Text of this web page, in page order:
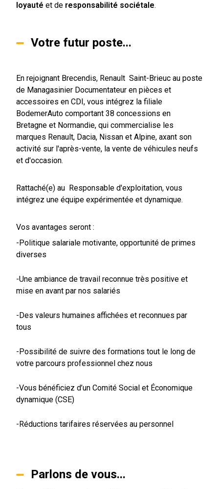
loyauté et de responsabilité sociétale.
Votre futur poste...
En rejoignant Brecendis, Renault Saint-Brieuc au poste
de Managasinier Documentateur en pièces et
accessoires en CDI, vous intégrez la filiale
BodemerAuto comportant 38 concessions en
Bretagne et Normandie, qui commercialise les
marques Renault, Dacia, Nissan et Alpine, axant son
activité sur l'après-vente, la vente de véhicules neufs
et d'occasion.
Rattaché(e) au Responsable d'exploitation, vous
intégrez une équipe expérimentée et dynamique.
Vos avantages seront :
-Politique salariale motivante, opportunité de primes
diverses
-Une ambiance de travail reconnue très positive et
mise en avant par nos salariés
-Des valeurs humaines affichées et reconnues par
tous
-Possibilité de suivre des formations tout le long de
votre parcours professionnel chez nous
-Vous bénéficiez d’un Comité Social et Économique
dynamique (CSE)
-Réductions tarifaires réservées au personnel
Parlons de vous...